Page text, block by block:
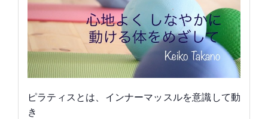
ピラティスとは、インナーマッスルを意識して動
き